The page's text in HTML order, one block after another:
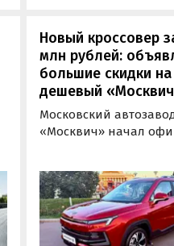
Новый кроссовер
млн рублей:
большие скидки
дешевый
Московский
«Москвич» начал
прямой выгодой в
тыс. рублей. Получить
скидку можно при
нового автомобиля